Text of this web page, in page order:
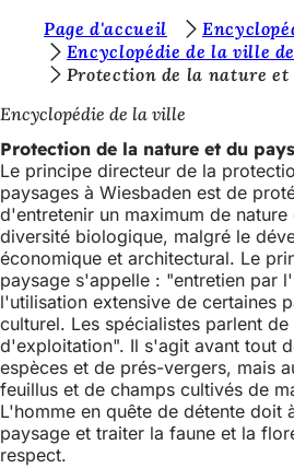
Accéder au contenu
u
s
ê
t
e
s
i
c
i
:
Page d'accueil
Encyclopédie de la ville
Protection de la nature et
Encyclopédie de la ville
Protection de la nature et du
Le principe directeur de la
paysages à Wiesbaden est de
d'entretenir un maximum de
diversité biologique, malgré le
économique et architectural. Le
paysage s'appelle : "entretien par
l'utilisation extensive de certaines
culturel. Les spécialistes parlent
d'exploitation". Il s'agit avant tout
espèces et de prés-vergers, mais
feuillus et de champs cultivés de
L'homme en quête de détente doit
paysage et traiter la faune et la
respect.